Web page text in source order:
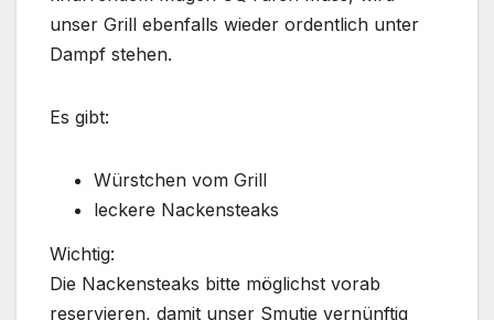
unser Grill ebenfalls wieder ordentlich unter
Dampf stehen.
Es gibt:
Würstchen vom Grill
leckere Nackensteaks
Wichtig:
Die Nackensteaks bitte möglichst vorab
reservieren, damit unser Smutje vernünftig